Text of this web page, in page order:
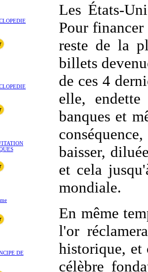
Les États-
Pour financer
reste de la
billets
de ces 4
elle,
banques et
baisser,
et cela
mondiale.
En même
l'or
historique, et
célèbre